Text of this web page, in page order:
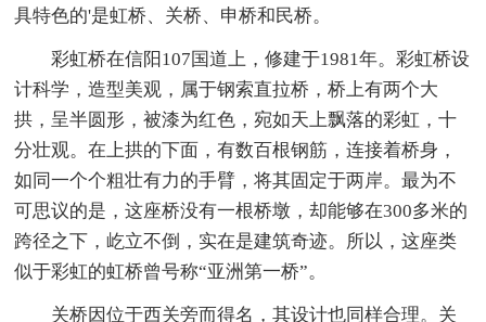
具特色的'是虹桥、关桥、申桥和民桥。
彩虹桥在信阳107国道上，修建于1981年。彩虹桥设
计科学，造型美观，属于钢索直拉桥，桥上有两个大
拱，呈半圆形，被漆为红色，宛如天上飘落的彩虹，十
分壮观。在上拱的下面，有数百根钢筋，连接着桥身，
如同一个个粗壮有力的手臂，将其固定于两岸。最为不
可思议的是，这座桥没有一根桥墩，却能够在300多米的
跨径之下，屹立不倒，实在是建筑奇迹。所以，这座类
似于彩虹的虹桥曾号称“亚洲第一桥”。
关桥因位于西关旁而得名，其设计也同样合理。关